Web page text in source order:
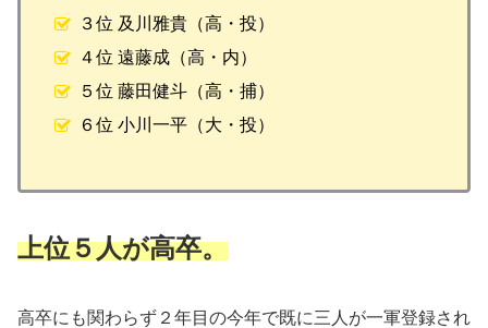
３位 及川雅貴（高・投）
４位 遠藤成（高・内）
５位 藤田健斗（高・捕）
６位 小川一平（大・投）
上位５人が高卒。
高卒にも関わらず２年目の今年で既に三人が一軍登録され